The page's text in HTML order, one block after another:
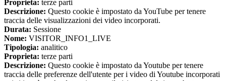
Proprieta: terze parti
Descrizione: Questo cookie è impostato da YouTube per tenere
traccia delle visualizzazioni dei video incorporati.
Durata: Sessione
Nome: VISITOR_INFO1_LIVE
Tipologia: analitico
Proprieta: terze parti
Descrizione: Questo cookie è impostato da Youtube per tenere
traccia delle preferenze dell'utente per i video di Youtube incorporati